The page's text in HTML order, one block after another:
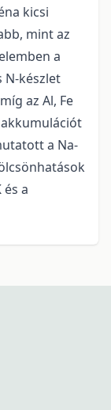
kicsi
mint az
a
N-készlet
az Al, Fe
a Na-
a